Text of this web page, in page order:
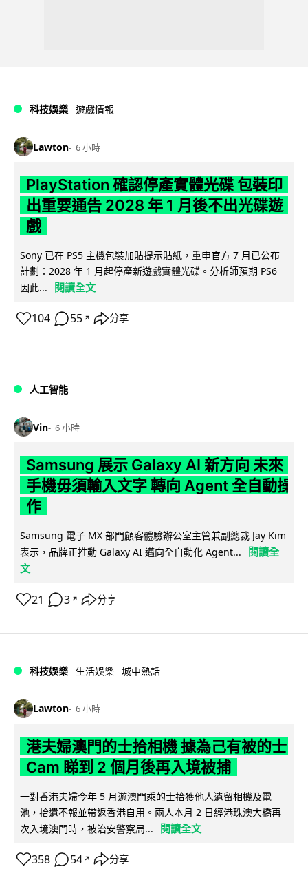
科技娛樂 遊戲情報
Lawton 6 小時
PlayStation 確認停產實體光碟 包裝印
出重要通告 2028 年 1 月後不出光碟遊
戲
Sony 已在 PS5 主機包裝加貼提示貼紙，重申官方 7 月已公布
計劃：2028 年 1 月起停產新遊戲實體光碟。分析師預期 PS6
因此...
閱讀全文
104 55 ↗ 分享
人工智能
Vin 6 小時
Samsung 展示 Galaxy AI 新方向 未來
手機毋須輸入文字 轉向 Agent 全自動操
作
Samsung 電子 MX 部門顧客體驗辦公室主管兼副總裁 Jay Kim
表示，品牌正推動 Galaxy AI 邁向全自動化 Agent...
閱讀全
文
21 3 ↗ 分享
科技娛樂 生活娛樂 城中熱話
Lawton 6 小時
港夫婦澳門的士拾相機 據為己有被的士
Cam 睇到 2 個月後再入境被捕
一對香港夫婦今年 5 月遊澳門乘的士拾獲他人遺留相機及電
池，拾遺不報並帶返香港自用。兩人本月 2 日經港珠澳大橋再
次入境澳門時，被治安警察局...
閱讀全文
358 54 ↗ 分享